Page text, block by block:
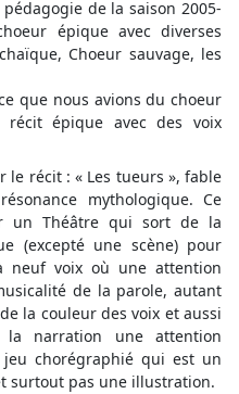
de la saison 2005-
épique avec diverses
Choeur sauvage, les
que nous avions du choeur
récit épique avec des voix
le récit : « Les tueurs », fable
mythologique. Ce
un Théâtre qui sort de la
(excepté une scène) pour
voix où une attention
de la parole, autant
la couleur des voix et aussi
narration une attention
chorégraphié qui est un
surtout pas une illustration.